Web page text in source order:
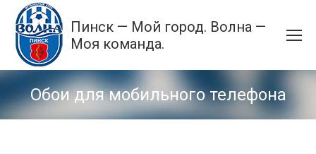
Пинск — Мой город. Волна —
Моя команда.
Обои для мобильного телефона